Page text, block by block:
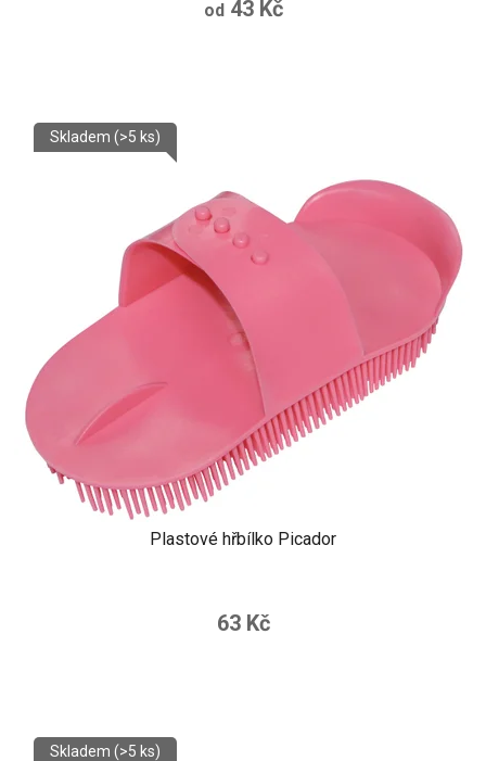
od43 Kč
Plastové hřbílko Picador
Skladem (>5 ks)
63 Kč
Skladem (>5 ks)